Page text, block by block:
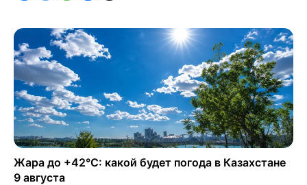
Жара до +42°C: какой будет погода в Казахстане
9 августа